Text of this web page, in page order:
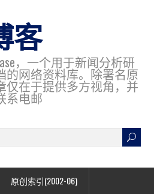
客
，一个用于新闻分析研
的网络资料库。除署名原
仅在于提供多方视角，并
系电邮
原创索引(2002-06)